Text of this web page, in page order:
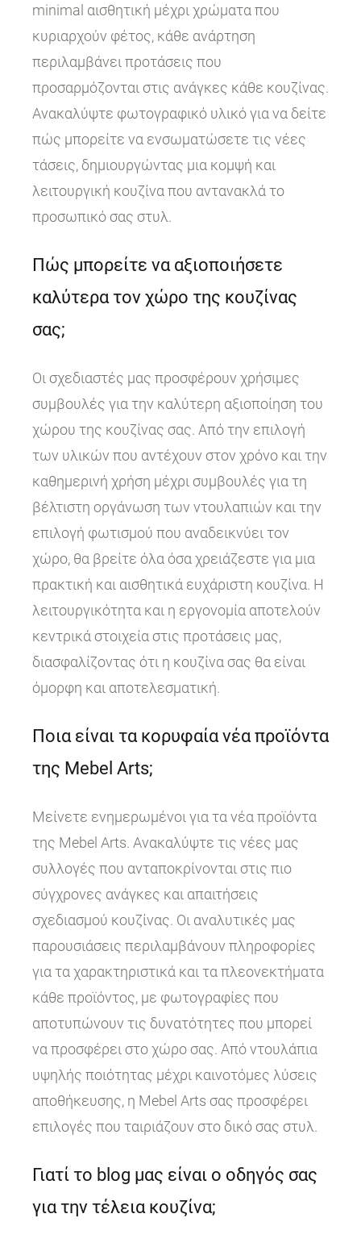
minimal αισθητική μέχρι χρώματα που
κυριαρχούν φέτος, κάθε ανάρτηση
περιλαμβάνει προτάσεις που
προσαρμόζονται στις ανάγκες κάθε κουζίνας.
Ανακαλύψτε φωτογραφικό υλικό για να δείτε
πώς μπορείτε να ενσωματώσετε τις νέες
τάσεις, δημιουργώντας μια κομψή και
λειτουργική κουζίνα που αντανακλά το
προσωπικό σας στυλ.
Πώς μπορείτε να αξιοποιήσετε
καλύτερα τον χώρο της κουζίνας
σας;
Οι σχεδιαστές μας προσφέρουν χρήσιμες
συμβουλές για την καλύτερη αξιοποίηση του
χώρου της κουζίνας σας. Από την επιλογή
των υλικών που αντέχουν στον χρόνο και την
καθημερινή χρήση μέχρι συμβουλές για τη
βέλτιστη οργάνωση των ντουλαπιών και την
επιλογή φωτισμού που αναδεικνύει τον
χώρο, θα βρείτε όλα όσα χρειάζεστε για μια
πρακτική και αισθητικά ευχάριστη κουζίνα. Η
λειτουργικότητα και η εργονομία αποτελούν
κεντρικά στοιχεία στις προτάσεις μας,
διασφαλίζοντας ότι η κουζίνα σας θα είναι
όμορφη και αποτελεσματική.
Ποια είναι τα κορυφαία νέα προϊόντα
της Mebel Arts;
Μείνετε ενημερωμένοι για τα νέα προϊόντα
της Mebel Arts. Ανακαλύψτε τις νέες μας
συλλογές που ανταποκρίνονται στις πιο
σύγχρονες ανάγκες και απαιτήσεις
σχεδιασμού κουζίνας. Οι αναλυτικές μας
παρουσιάσεις περιλαμβάνουν πληροφορίες
για τα χαρακτηριστικά και τα πλεονεκτήματα
κάθε προϊόντος, με φωτογραφίες που
αποτυπώνουν τις δυνατότητες που μπορεί
να προσφέρει στο χώρο σας. Από ντουλάπια
υψηλής ποιότητας μέχρι καινοτόμες λύσεις
αποθήκευσης, η Mebel Arts σας προσφέρει
επιλογές που ταιριάζουν στο δικό σας στυλ.
Γιατί το blog μας είναι ο οδηγός σας
για την τέλεια κουζίνα;